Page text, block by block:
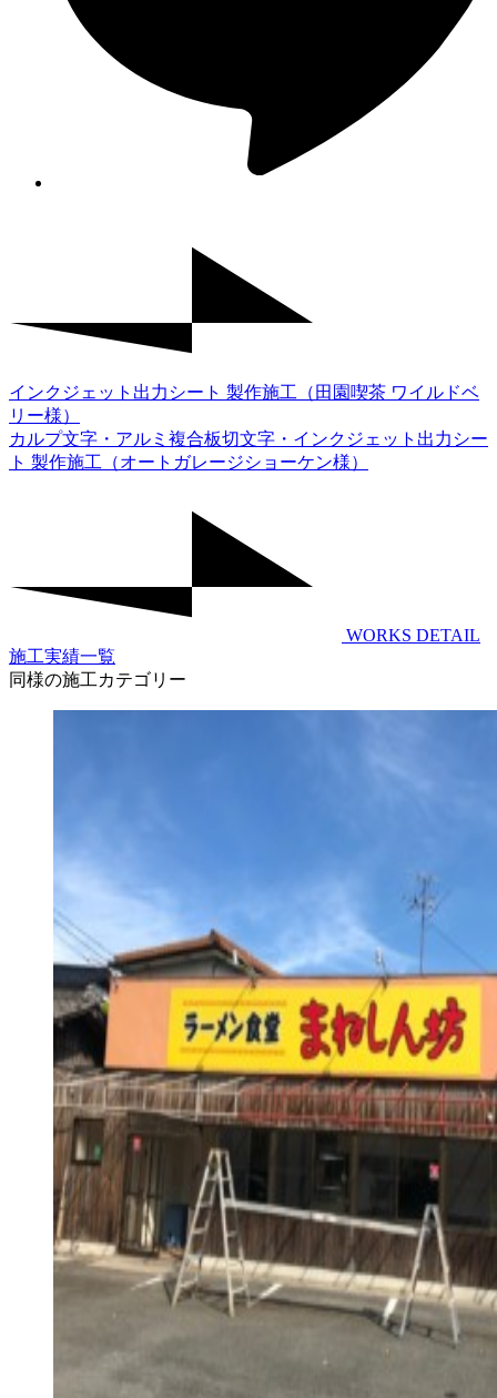
インクジェット出力シート 製作施工（田園喫茶 ワイルドベ
リー様）
カルプ文字・アルミ複合板切文字・インクジェット出力シー
ト 製作施工（オートガレージショーケン様）
WORKS DETAIL
施工実績一覧
同様の施工カテゴリー